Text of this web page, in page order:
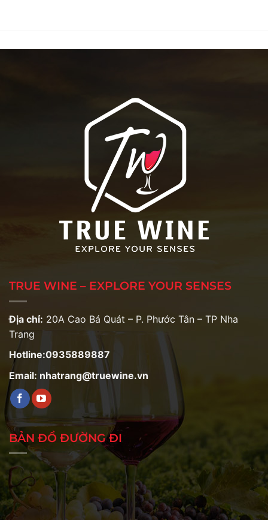
TRUE WINE – EXPLORE YOUR SENSES
Địa chỉ: 20A Cao Bá Quát – P. Phước Tân – TP Nha
Trang
Hotline:0935889887
Email: nhatrang@truewine.vn
BẢN ĐỒ ĐƯỜNG ĐI